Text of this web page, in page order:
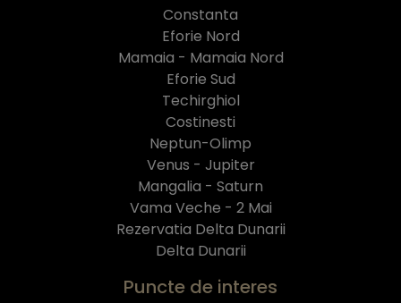
Constanta
Eforie Nord
Mamaia - Mamaia Nord
Eforie Sud
Techirghiol
Costinesti
Neptun-Olimp
Venus - Jupiter
Mangalia - Saturn
Vama Veche - 2 Mai
Rezervatia Delta Dunarii
Delta Dunarii
Puncte de interes